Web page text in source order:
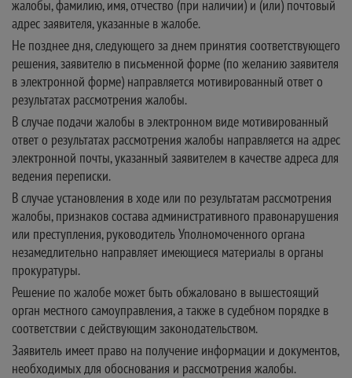
жалобы, фамилию, имя, отчество (при наличии) и (или) почтовый
адрес заявителя, указанные в жалобе.
Не позднее дня, следующего за днем принятия соответствующего
решения, заявителю в письменной форме (по желанию заявителя
в электронной форме) направляется мотивированный ответ о
результатах рассмотрения жалобы.
В случае подачи жалобы в электронном виде мотивированный
ответ о результатах рассмотрения жалобы направляется на адрес
электронной почты, указанный заявителем в качестве адреса для
ведения переписки.
В случае установления в ходе или по результатам рассмотрения
жалобы, признаков состава административного правонарушения
или преступления, руководитель Уполномоченного органа
незамедлительно направляет имеющиеся материалы в органы
прокуратуры.
Решение по жалобе может быть обжаловано в вышестоящий
орган местного самоуправления, а также в судебном порядке в
соответствии с действующим законодательством.
Заявитель имеет право на получение информации и документов,
необходимых для обоснования и рассмотрения жалобы.